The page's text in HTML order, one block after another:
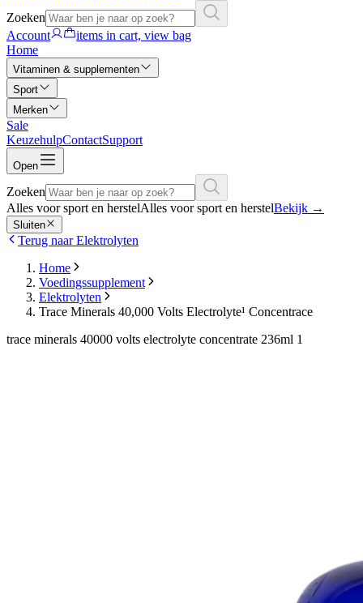
Zoeken
Account
items in cart, view bag
Home
Vitaminen & supplementen
Sport
Merken
Sale
KeuzehulpContactSupport
Open
Zoeken
Alles voor sport en herstelAlles voor sport en herstelBekijk →
Sluiten
Terug naar Elektrolyten
Home
Voedingssupplement
Elektrolyten
Trace Minerals 40,000 Volts Electrolyte¹ Concentrace
trace minerals 40000 volts electrolyte concentrate 236ml 1